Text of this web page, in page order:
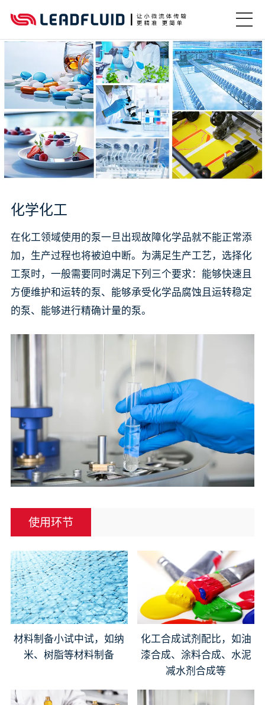
化学化工
在化工领域使用的泵一旦出现故障化学品就不能正常添
加，生产过程也将被迫中断。为满足生产工艺，选择化
工泵时，一般需要同时满足下列三个要求：能够快速且
方便维护和运转的泵、能够承受化学品腐蚀且运转稳定
的泵、能够进行精确计量的泵。
使用环节
材料制备小试中试，如纳
米、树脂等材料制备
化工合成试剂配比，如油
漆合成、涂料合成、水泥
减水剂合成等